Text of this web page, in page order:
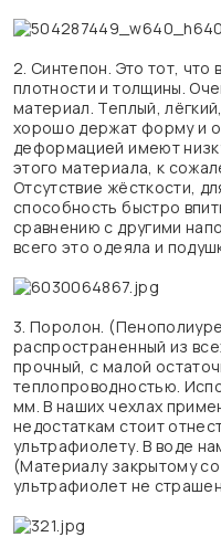
2. Синтепон. Это тот, что
плотности и толщины.
материал. Теплый,
хорошо держат форму и
деформацией имеют
этого материала, к
Отсутствие жёсткости,
способность быстро
сравнению с другими
всего это одеяла и
3. Поролон.
распространенный из
прочный, с малой
теплопроводностью.
мм. В наших чехлах
недостаткам стоит
ультрафиолету. В воде
(Материалу закрытому
ультрафиолет не